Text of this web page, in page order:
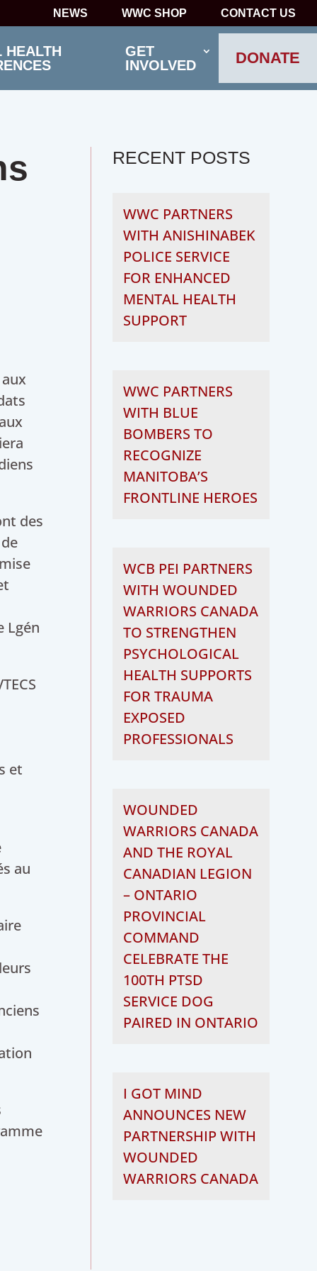
NEWS WWC SHOP CONTACT US
HEALTH
GET
INVOLVED
DONATE
des
Lgén
et
au
RECENT POSTS
WWC PARTNERS
WITH ANISHINABEK
POLICE SERVICE
FOR ENHANCED
MENTAL HEALTH
SUPPORT
WWC PARTNERS
WITH BLUE
BOMBERS TO
RECOGNIZE
MANITOBA’S
FRONTLINE HEROES
WCB PEI PARTNERS
WITH WOUNDED
WARRIORS CANADA
TO STRENGTHEN
PSYCHOLOGICAL
HEALTH SUPPORTS
FOR TRAUMA
EXPOSED
PROFESSIONALS
WOUNDED
WARRIORS CANADA
AND THE ROYAL
CANADIAN LEGION
– ONTARIO
PROVINCIAL
COMMAND
CELEBRATE THE
100TH PTSD
SERVICE DOG
PAIRED IN ONTARIO
I GOT MIND
ANNOUNCES NEW
PARTNERSHIP WITH
WOUNDED
WARRIORS CANADA